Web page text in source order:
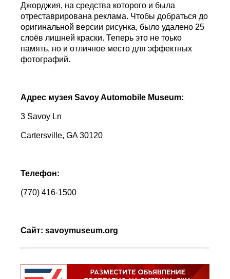
Джорджия, на средства которого и была
отреставрирована реклама. Чтобы добраться до
оригинальной версии рисунка, было удалено 25
слоёв лишней краски. Теперь это не тоько
память, но и отличное место для эффектных
фотографий.
Адрес музея Savoy Automobile Museum:
3 Savoy Ln
Cartersville, GA 30120
Телефон:
(770) 416-1500
Сайт: savoymuseum.org